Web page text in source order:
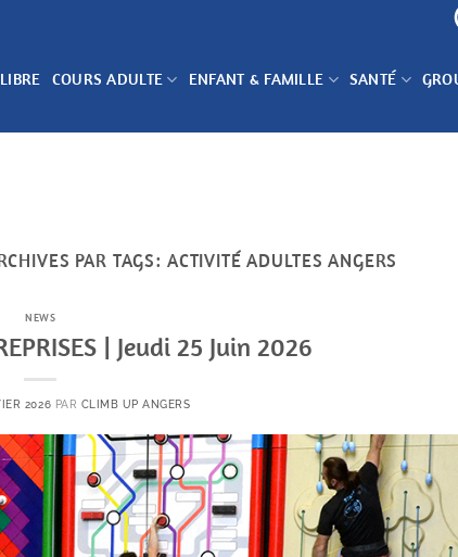
COURS ADULTE ENFANT & FAMILLE SANTÉ
PAR TAGS: ACTIVITÉ ADULTES ANGERS
NEWS
| Jeudi 25 Juin 2026
2026 PAR CLIMB UP ANGERS